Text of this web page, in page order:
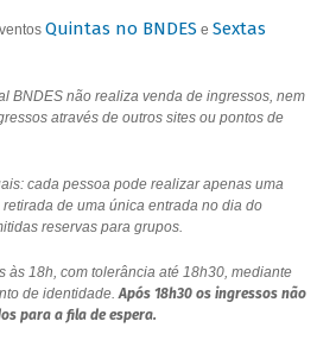
Quintas no BNDES e Sextas
BNDES não realiza venda de ingressos, nem
através de outros sites ou pontos de
cada pessoa pode realizar apenas uma
de uma única entrada no dia do
reservas para grupos.
às 18h, com tolerância até 18h30, mediante
de identidade.Após 18h30 os ingressos não
para a fila de espera.